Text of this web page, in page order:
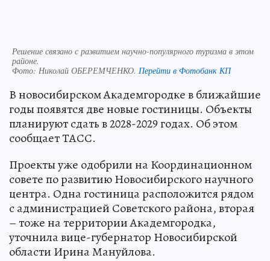
Решение связано с развитием научно-популярного туризма в этом
районе.
Фото: Николай ОБЕРЕМЧЕНКО. Перейти в Фотобанк КП
В новосибирском Академгородке в ближайшие
годы появятся две новые гостиницы. Объекты
планируют сдать в 2028-2029 годах. Об этом
сообщает ТАСС.
Проекты уже одобрили на Координационном
совете по развитию Новосибирского научного
центра. Одна гостиница расположится рядом
с администрацией Советского района, вторая
– тоже на территории Академгородка,
уточнила вице-губернатор Новосибирской
области Ирина Мануйлова.